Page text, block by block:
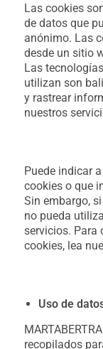
Las cookies
de datos que
anónimo. Las
desde un sitio
Las
utilizan son
y rastrear
nuestros
Puede indicar
cookies o que
Sin embargo,
no pueda
servicios. Para
cookies, lea
Uso de
recopilados